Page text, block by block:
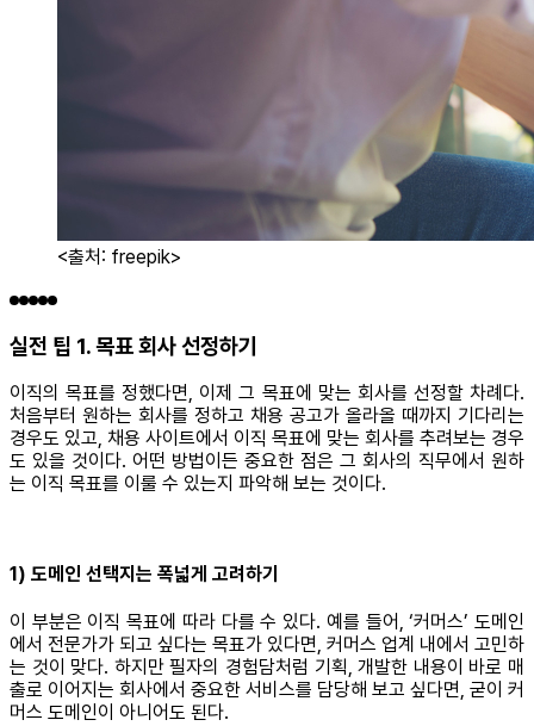
<출처: freepik>
실전 팁 1. 목표 회사 선정하기
이직의 목표를 정했다면, 이제 그 목표에 맞는 회사를 선정할 차례다.
처음부터 원하는 회사를 정하고 채용 공고가 올라올 때까지 기다리는
경우도 있고, 채용 사이트에서 이직 목표에 맞는 회사를 추려보는 경우
도 있을 것이다. 어떤 방법이든 중요한 점은 그 회사의 직무에서 원하
는 이직 목표를 이룰 수 있는지 파악해 보는 것이다.
1) 도메인 선택지는 폭넓게 고려하기
이 부분은 이직 목표에 따라 다를 수 있다. 예를 들어, ‘커머스’ 도메인
에서 전문가가 되고 싶다는 목표가 있다면, 커머스 업계 내에서 고민하
는 것이 맞다. 하지만 필자의 경험담처럼 기획, 개발한 내용이 바로 매
출로 이어지는 회사에서 중요한 서비스를 담당해 보고 싶다면, 굳이 커
머스 도메인이 아니어도 된다.